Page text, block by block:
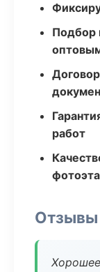
Подбор
работ
Отзывы